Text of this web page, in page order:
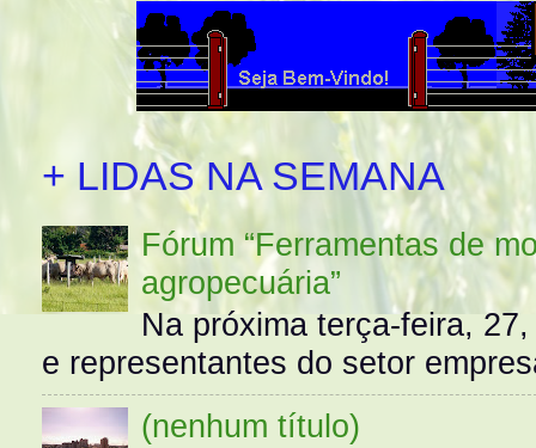
+ LIDAS NA SEMANA
Fórum “Ferramentas de
agropecuária”
Na próxima terça-feira,
e representantes do setor
(nenhum título)